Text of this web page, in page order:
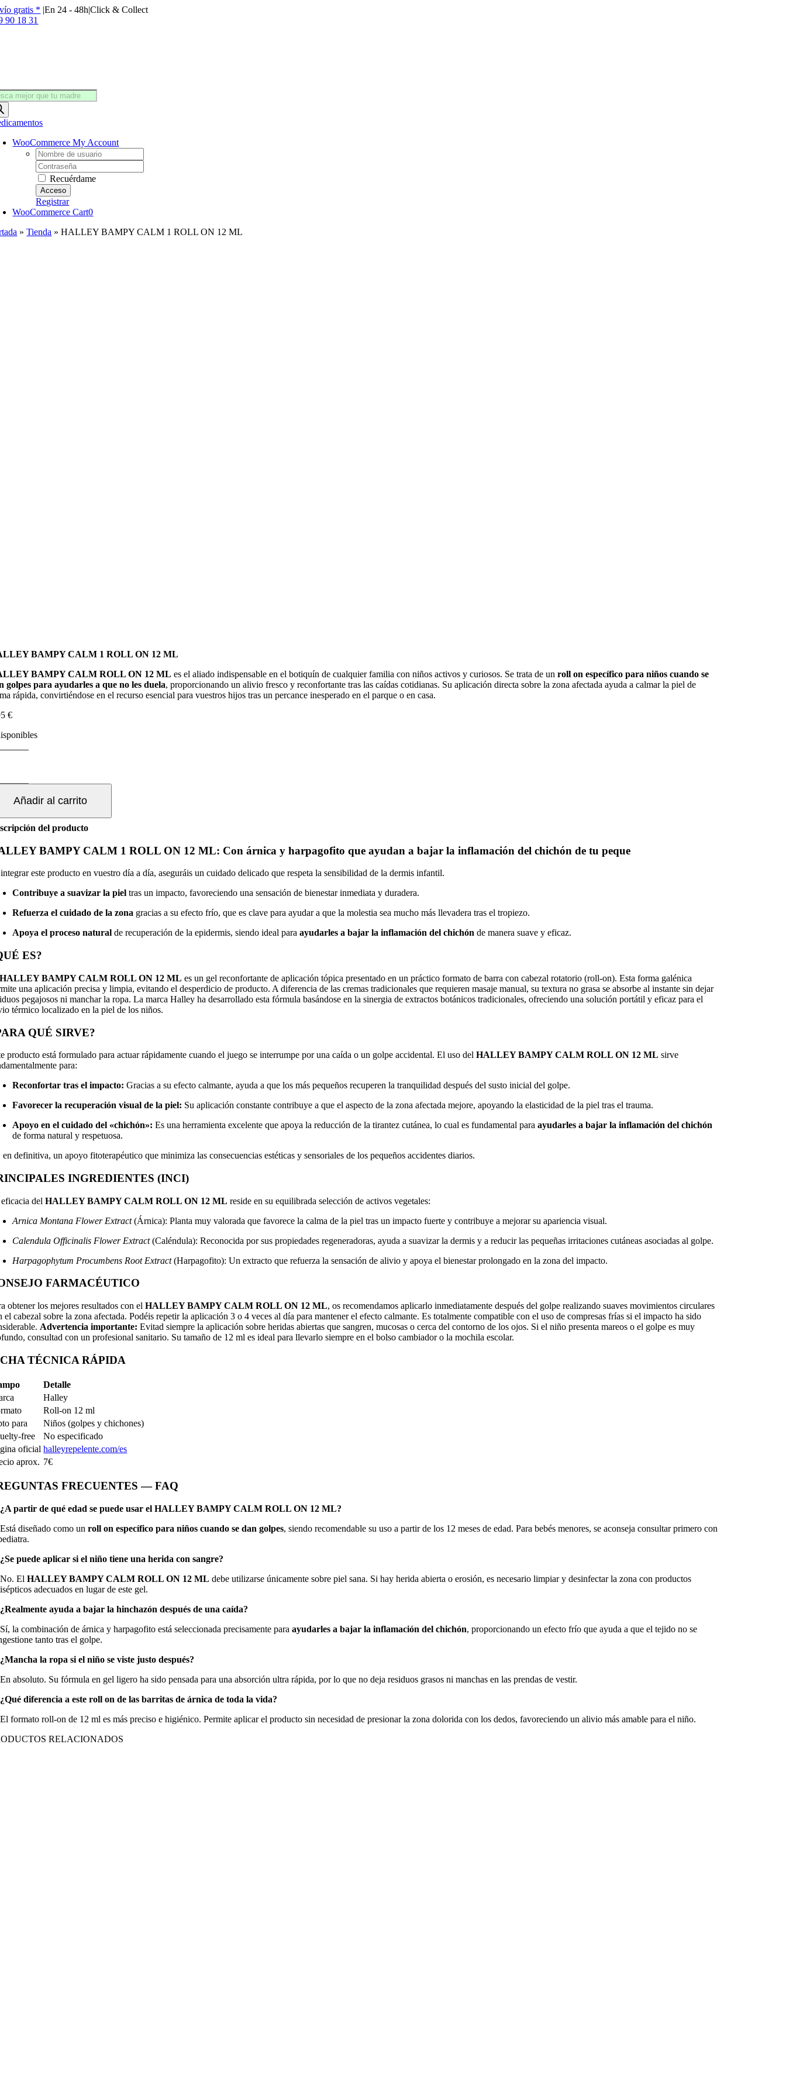
Saltar
al
gratis * |En 24 - 48h|Click & Collect
90 18 31
WooCommerce My Account
Username:
Password:
Recuérdame
Registrar
WooCommerce Cart0
»Tienda »HALLEY BAMPY CALM 1 ROLL ON 12 ML
BAMPY CALM 1 ROLL ON 12 ML
BAMPY CALM ROLL ON 12 ML es el aliado indispensable en el botiquín de cualquier familia con niños activos y curiosos. Se trata de unroll on específico para niños cuando se
golpes para ayudarles a que no les duela, proporcionando un alivio fresco y reconfortante tras las caídas cotidianas. Su aplicación directa sobre la zona afectada ayuda a calmar la piel de
rápida, convirtiéndose en el recurso esencial para vuestros hijos tras un percance inesperado en el parque o en casa.
€
Añadir al carrito
del producto
BAMPY CALM 1 ROLL ON 12 ML: Con árnica y harpagofito que ayudan a bajar la inflamación del chichón de tu peque
este producto en vuestro día a día, aseguráis un cuidado delicado que respeta la sensibilidad de la dermis infantil.
Contribuye a suavizar la piel tras un impacto, favoreciendo una sensación de bienestar inmediata y duradera.
Refuerza el cuidado de la zona gracias a su efecto frío, que es clave para ayudar a que la molestia sea mucho más llevadera tras el tropiezo.
Apoya el proceso natural de recuperación de la epidermis, siendo ideal paraayudarles a bajar la inflamación del chichón de manera suave y eficaz.
ES?
HALLEY BAMPY CALM ROLL ON 12 ML es un gel reconfortante de aplicación tópica presentado en un práctico formato de barra con cabezal rotatorio (roll-on). Esta forma galénica
una aplicación precisa y limpia, evitando el desperdicio de producto. A diferencia de las cremas tradicionales que requieren masaje manual, su textura no grasa se absorbe al instante sin dejar
pegajosos ni manchar la ropa. La marca Halley ha desarrollado esta fórmula basándose en la sinergia de extractos botánicos tradicionales, ofreciendo una solución portátil y eficaz para el
térmico localizado en la piel de los niños.
QUÉ SIRVE?
producto está formulado para actuar rápidamente cuando el juego se interrumpe por una caída o un golpe accidental. El uso delHALLEY BAMPY CALM ROLL ON 12 ML sirve
para:
Reconfortar tras el impacto: Gracias a su efecto calmante, ayuda a que los más pequeños recuperen la tranquilidad después del susto inicial del golpe.
Favorecer la recuperación visual de la piel: Su aplicación constante contribuye a que el aspecto de la zona afectada mejore, apoyando la elasticidad de la piel tras el trauma.
Apoyo en el cuidado del «chichón»: Es una herramienta excelente que apoya la reducción de la tirantez cutánea, lo cual es fundamental paraayudarles a bajar la inflamación del chichón
de forma natural y respetuosa.
en definitiva, un apoyo fitoterapéutico que minimiza las consecuencias estéticas y sensoriales de los pequeños accidentes diarios.
INGREDIENTES (INCI)
delHALLEY BAMPY CALM ROLL ON 12 ML reside en su equilibrada selección de activos vegetales:
Arnica Montana Flower Extract(Árnica): Planta muy valorada que favorece la calma de la piel tras un impacto fuerte y contribuye a mejorar su apariencia visual.
Calendula Officinalis Flower Extract(Caléndula): Reconocida por sus propiedades regeneradoras, ayuda a suavizar la dermis y a reducir las pequeñas irritaciones cutáneas asociadas al golpe.
Harpagophytum Procumbens Root Extract(Harpagofito): Un extracto que refuerza la sensación de alivio y apoya el bienestar prolongado en la zona del impacto.
FARMACÉUTICO
obtener los mejores resultados con elHALLEY BAMPY CALM ROLL ON 12 ML, os recomendamos aplicarlo inmediatamente después del golpe realizando suaves movimientos circulares
el cabezal sobre la zona afectada. Podéis repetir la aplicación 3 o 4 veces al día para mantener el efecto calmante. Es totalmente compatible con el uso de compresas frías si el impacto ha sido
Advertencia importante: Evitad siempre la aplicación sobre heridas abiertas que sangren, mucosas o cerca del contorno de los ojos. Si el niño presenta mareos o el golpe es muy
consultad con un profesional sanitario. Su tamaño de 12 ml es ideal para llevarlo siempre en el bolso cambiador o la mochila escolar.
TÉCNICA RÁPIDA
Detalle
Halley
Roll-on 12 ml
para
Niños (golpes y chichones)
free
No especificado
oficial halleyrepelente.com/es
aprox. 7€
FRECUENTES — FAQ
partir de qué edad se puede usar el HALLEY BAMPY CALM ROLL ON 12 ML?
diseñado como unroll on específico para niños cuando se dan golpes, siendo recomendable su uso a partir de los 12 meses de edad. Para bebés menores, se aconseja consultar primero con
puede aplicar si el niño tiene una herida con sangre?
ElHALLEY BAMPY CALM ROLL ON 12 ML debe utilizarse únicamente sobre piel sana. Si hay herida abierta o erosión, es necesario limpiar y desinfectar la zona con productos
adecuados en lugar de este gel.
ayuda a bajar la hinchazón después de una caída?
la combinación de árnica y harpagofito está seleccionada precisamente paraayudarles a bajar la inflamación del chichón, proporcionando un efecto frío que ayuda a que el tejido no se
tanto tras el golpe.
la ropa si el niño se viste justo después?
absoluto. Su fórmula en gel ligero ha sido pensada para una absorción ultra rápida, por lo que no deja residuos grasos ni manchas en las prendas de vestir.
diferencia a este roll on de las barritas de árnica de toda la vida?
formato roll-on de 12 ml es más preciso e higiénico. Permite aplicar el producto sin necesidad de presionar la zona dolorida con los dedos, favoreciendo un alivio más amable para el niño.
RELACIONADOS